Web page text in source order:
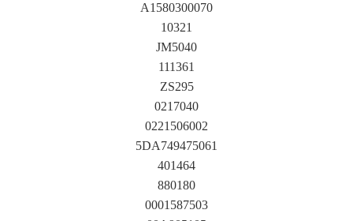
A1580300070
10321
JM5040
111361
ZS295
0217040
0221506002
5DA749475061
401464
880180
0001587503